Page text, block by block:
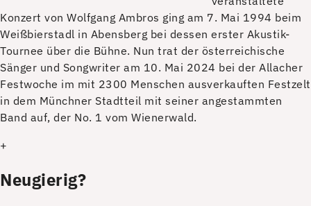
Konzert von Wolfgang Ambros ging am 7. Mai 1994 beim
Weißbierstadl in Abensberg bei dessen erster Akustik-
Tournee über die Bühne. Nun trat der österreichische
Sänger und Songwriter am 10. Mai 2024 bei der Allacher
Festwoche im mit 2300 Menschen ausverkauften Festzelt
in dem Münchner Stadtteil mit seiner angestammten
Band auf, der No. 1 vom Wienerwald.
+
Neugierig?